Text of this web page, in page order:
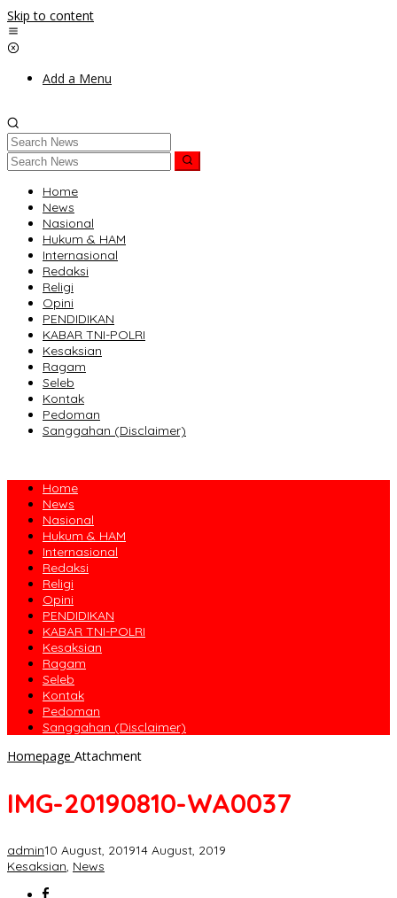
Skip to content
Add a Menu
Home
News
Nasional
Hukum & HAM
Internasional
Redaksi
Religi
Opini
PENDIDIKAN
KABAR TNI-POLRI
Kesaksian
Ragam
Seleb
Kontak
Pedoman
Sanggahan (Disclaimer)
Home
News
Nasional
Hukum & HAM
Internasional
Redaksi
Religi
Opini
PENDIDIKAN
KABAR TNI-POLRI
Kesaksian
Ragam
Seleb
Kontak
Pedoman
Sanggahan (Disclaimer)
Homepage Attachment
IMG-20190810-WA0037
admin10 August, 201914 August, 2019
Kesaksian, News